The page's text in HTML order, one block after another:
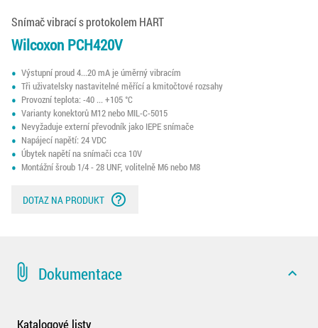
Snímač vibrací s protokolem HART
Wilcoxon PCH420V
Výstupní proud 4...20 mA je úměrný vibracím
Tři uživatelsky nastavitelné měřící a kmitočtové rozsahy
Provozní teplota: -40 ... +105 °C
Varianty konektorů M12 nebo MIL-C-5015
Nevyžaduje externí převodník jako IEPE snímače
Napájecí napětí: 24 VDC
Úbytek napětí na snímači cca 10V
Montážní šroub 1/4 - 28 UNF, volitelně M6 nebo M8
DOTAZ NA PRODUKT help_outline
attach_file Dokumentace expand_less
Katalogové listy